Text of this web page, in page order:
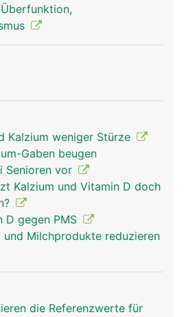
Kalzium weniger Stürze
Gaben beugen
Senioren vor
Kalzium und Vitamin D doch
D gegen PMS
und Milchprodukte reduzieren
die Referenzwerte für